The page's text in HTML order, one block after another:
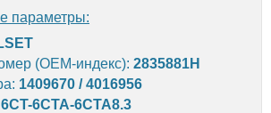
параметры:
(OEM-индекс): 2835881H
1409670 / 4016956
6CT-6CTA-6CTA8.3